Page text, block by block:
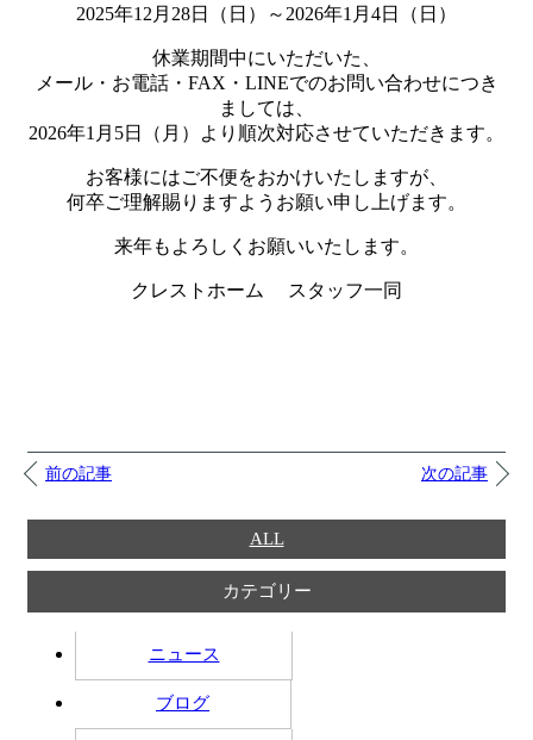
2025年12月28日（日）～2026年1月4日（日）
休業期間中にいただいた、
メール・お電話・FAX・LINEでのお問い合わせにつき
ましては、
2026年1月5日（月）より順次対応させていただきます。
お客様にはご不便をおかけいたしますが、
何卒ご理解賜りますようお願い申し上げます。
来年もよろしくお願いいたします。
クレストホーム スタッフ一同
前の記事 次の記事
ALL
カテゴリー
ニュース
ブログ